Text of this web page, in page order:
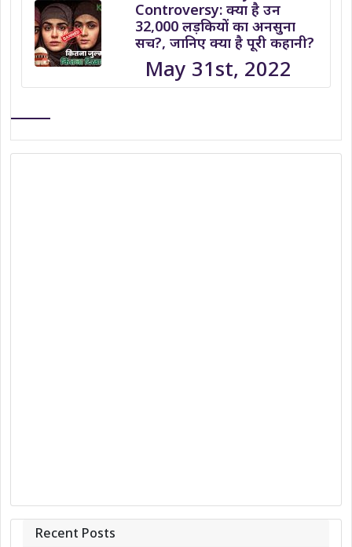
Controversy: क्या है उन
32,000 लड़कियों का अनसुना
सच?, जानिए क्या है पूरी कहानी?
May 31st, 2022
Recent Posts